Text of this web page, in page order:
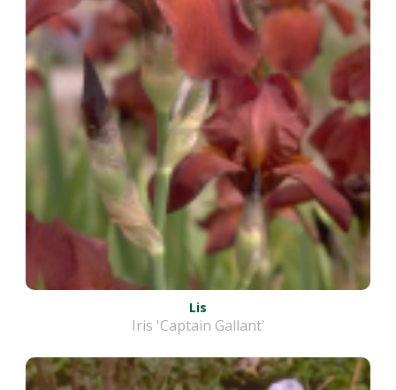
Lis
Iris 'Captain Gallant'